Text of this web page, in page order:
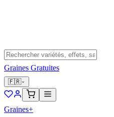
Graines Gratuites
🇫🇷
Graines+